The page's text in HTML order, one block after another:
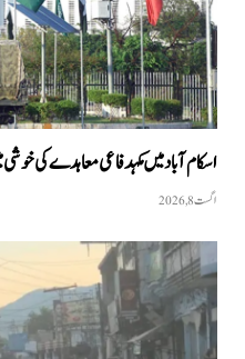
اسکام آباد میں مکہدفاعی معاہدے کی خوشی
اگست 8, 2026